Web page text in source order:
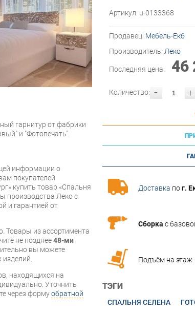
Артикул: u-0133368
Продавец: Мебель-Екб
Производитель: Леко
Последняя цена: 46
- +
Количество:
Доставка пог.
Сборка с
Подъём на этаж
ТЭГИ
СПАЛЬНЯ СЕЛЕНА
гарнитур от фабрики
и "Фотопечать".
информации о
покупателей
купить товар «Спальня
производства Леко с
и гарантией от
Товары из ассортимента
не позднее48-ми
вы можете
изделий.
находящихся на
Уточнить
через формуобратной